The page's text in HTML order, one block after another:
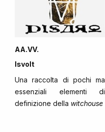
AA.VV.
Isvolt
Una raccolta di pochi ma
essenziali elementi di
definizione della witchouse